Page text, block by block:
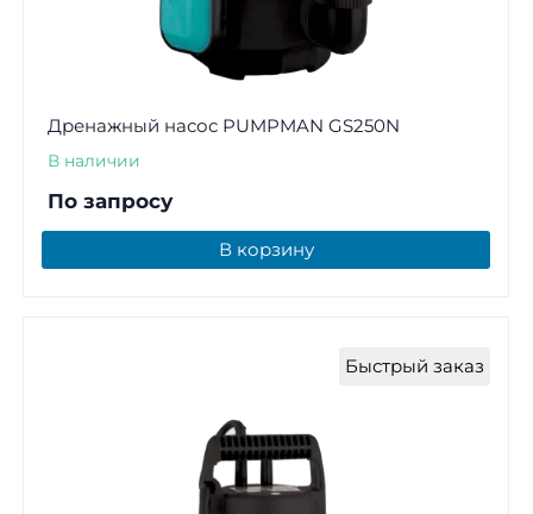
Дренажный насос PUMPMAN GS250N
В наличии
По запросу
В корзину
Быстрый заказ